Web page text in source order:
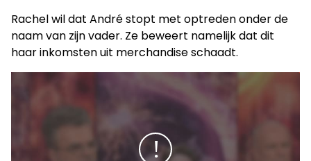
Rachel wil dat André stopt met optreden onder de
naam van zijn vader. Ze beweert namelijk dat dit
haar inkomsten uit merchandise schaadt.